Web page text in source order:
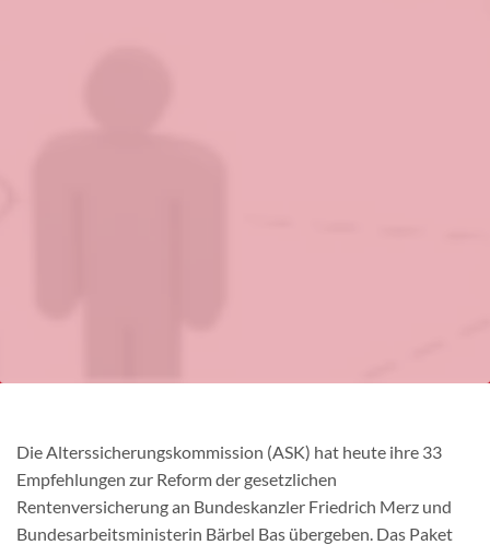
Die Alterssicherungskommission (ASK) hat heute ihre 33
Empfehlungen zur Reform der gesetzlichen
Rentenversicherung an Bundeskanzler Friedrich Merz und
Bundesarbeitsministerin Bärbel Bas übergeben. Das Paket